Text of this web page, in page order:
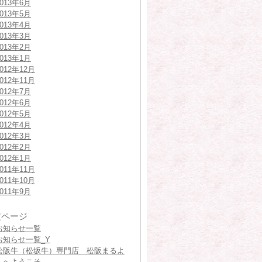
年6月
年5月
年4月
年3月
年2月
年1月
年12月
年11月
年7月
年6月
年5月
年4月
年3月
年2月
年1月
年11月
年10月
年9月
ージ
知らせ一覧
知らせ一覧_Y
阪牛（松坂牛）専門店 松阪まるよ